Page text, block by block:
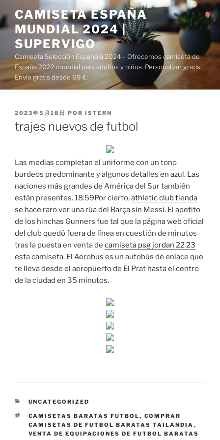
al
contenido
CAMISETA ESPAÑA
MUNDIAL 2024 |
SUPERVIGO
Camiseta Selección Española 2024 – Ofrecemos camiseta de
España 2022 mundial para adultos y niños. Personalizar gratis.
Envío gratis desde 69 €.
PUBLICADO
EL
2023年5月18日 POR ISTERN
trajes nuevos de futbol
Las medias completan el uniforme con un tono
burdeos predominante y algunos detalles en azul. Las
naciones más grandes de América del Sur también
están presentes. 18:59Por cierto,athletic club tienda
se hace raro ver una rúa del Barça sin Messi. El apetito
de los hinchas Gunners fue tal que la página web oficial
del club quedó fuera de línea en cuestión de minutos
tras la puesta en venta de camiseta psg jordan 22 23
esta camiseta. El Aerobus es un autobús de enlace que
te lleva desde el aeropuerto de El Prat hasta el centro
de la ciudad en 35 minutos.
CATEGORÍAS
UNCATEGORIZED
ETIQUETAS
CAMISETAS BARATAS FUTBOL , COMPRAR
CAMISETAS DE FUTBOL BARATAS TAILANDIA ,
VENTA DE EQUIPACIONES DE FUTBOL BARATAS